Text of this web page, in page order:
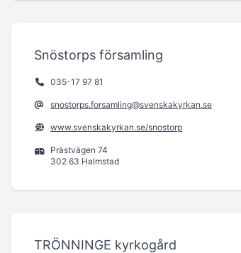
Snöstorps församling
035-17 97 81
snostorps.forsamling@svenskakyrkan.se
www.svenskakyrkan.se/snostorp
Prästvägen 74
302 63 Halmstad
TRÖNNINGE kyrkogård